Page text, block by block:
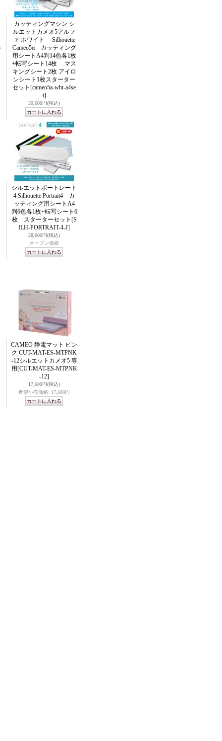
カッティングマシン シ
ルエットカメオ5アルフ
ァ ホワイト Silhouette
Cameo5α カッティング
用シートA4判14色各1枚
+転写シート14枚 マス
キングシート2枚 アイロ
ンシート1枚スターター
セット [cameo5a-wht-a4se
t]
39,600円(税込)
シルエットポートレート
4 Silhouette Portrait4 カ
ッティング用シートA4
判6色各1枚+転写シート6
枚 スターターセット [S
ILH-PORTRAIT-4-J]
28,600円(税込)
オープン価格
CAMEO 静電マット ピン
ク CUT-MAT-ES-MTPNK
-12シルエットカメオ5 専
用 [CUT-MAT-ES-MTPNK
-12]
17,600円(税込)
希望小売価格: 17,600円